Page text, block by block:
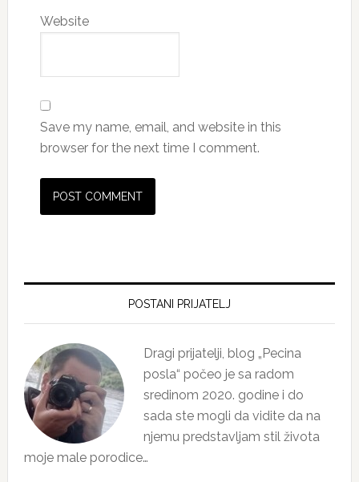
Website
Save my name, email, and website in this
browser for the next time I comment.
Primary
POSTANI PRIJATELJ
Dragi prijatelji, blog „Pecina
posla“ počeo je sa radom
sredinom 2020. godine i do
sada ste mogli da vidite da na
njemu predstavljam stil života
moje male porodice…